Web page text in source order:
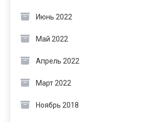
Июнь 2022
Май 2022
Апрель 2022
Март 2022
Ноябрь 2018